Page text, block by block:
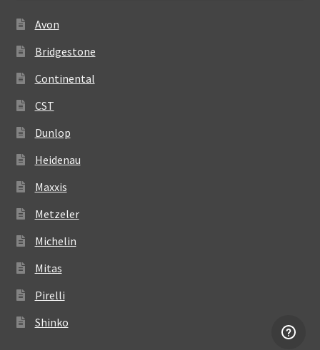
Avon
Bridgestone
Continental
CST
Dunlop
Heidenau
Maxxis
Metzeler
Michelin
Mitas
Pirelli
Shinko